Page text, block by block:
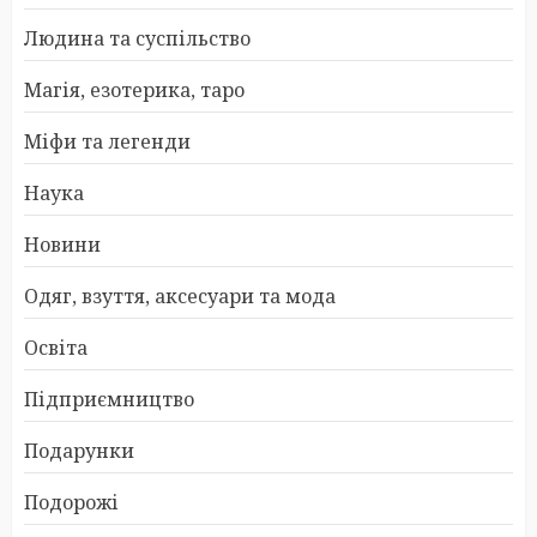
Людина та суспільство
Магія, езотерика, таро
Міфи та легенди
Наука
Новини
Одяг, взуття, аксесуари та мода
Освіта
Підприємництво
Подарунки
Подорожі